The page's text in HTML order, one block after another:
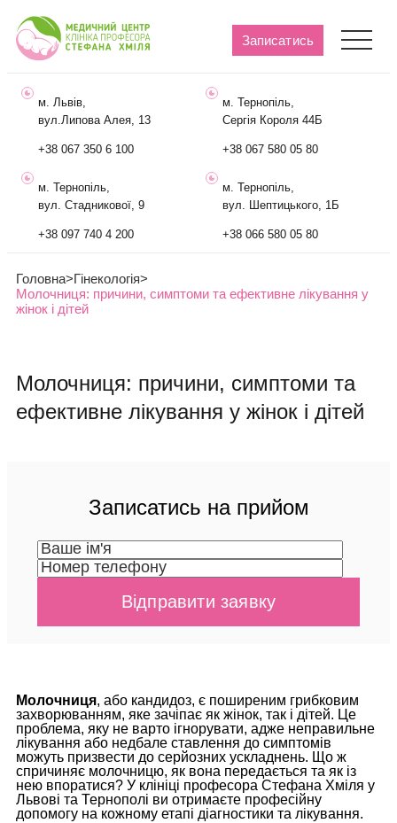
м. Львів,
вул.Липова Алея, 13
+38 067 350 6 100
м. Тернопіль,
Сергія Короля 44Б
+38 067 580 05 80
м. Тернопіль,
вул. Стадникової, 9
+38 097 740 4 200
м. Тернопіль,
вул. Шептицького, 1Б
+38 066 580 05 80
Записатись
Головна>Гінекологія>
Молочниця: причини, симптоми та ефективне лікування у
жінок і дітей
Молочниця: причини, симптоми та
ефективне лікування у жінок і дітей
Записатись на прийом
Молочниця, або кандидоз, є поширеним грибковим
захворюванням, яке зачіпає як жінок, так і дітей. Це
проблема, яку не варто ігнорувати, адже неправильне
лікування або недбале ставлення до симптомів
можуть призвести до серйозних ускладнень. Що ж
спричиняє молочницю, як вона передається та як із
нею впоратися? У клініці професора Стефана Хміля у
Львові та Тернополі ви отримаєте професійну
допомогу на кожному етапі діагностики та лікування.